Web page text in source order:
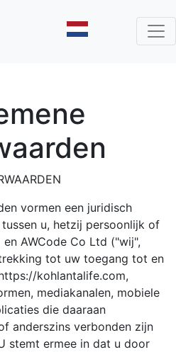
vormen een juridisch
u, hetzij persoonlijk of
AWCode Co Ltd ("wij",
tot uw toegang tot en
kohlantalife.com,
mediakanalen, mobiele
die daaraan
anderszins verbonden zijn
stemt ermee in dat u door